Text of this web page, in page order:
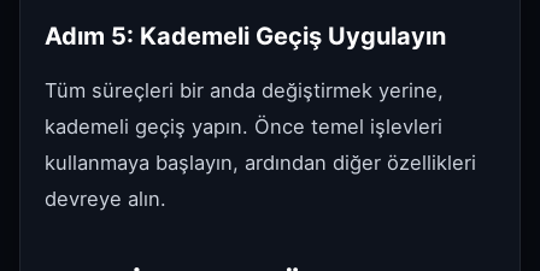
Adım 5: Kademeli Geçiş Uygulayın
Tüm süreçleri bir anda değiştirmek yerine,
kademeli geçiş yapın. Önce temel işlevleri
kullanmaya başlayın, ardından diğer özellikleri
devreye alın.